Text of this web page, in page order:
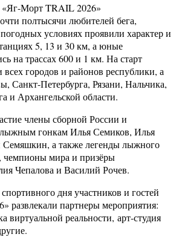
«Яг-Морт TRAIL 2026»
полтысячи любителей бега,
условиях проявили характер и
5, 13 и 30 км, а юные
на трассах 600 и 1 км. На старт
городов и районов республики, а
Санкт-Петербурга, Рязани, Нальчика,
и Архангельской области.
члены сборной России и
гонкам Илья Семиков, Илья
а также легенды лыжного
чемпионы мира и призёры
Чепалова и Василий Рочев.
дня участников и гостей
развлекали партнеры мероприятия:
виртуальной реальности, арт-студия
.